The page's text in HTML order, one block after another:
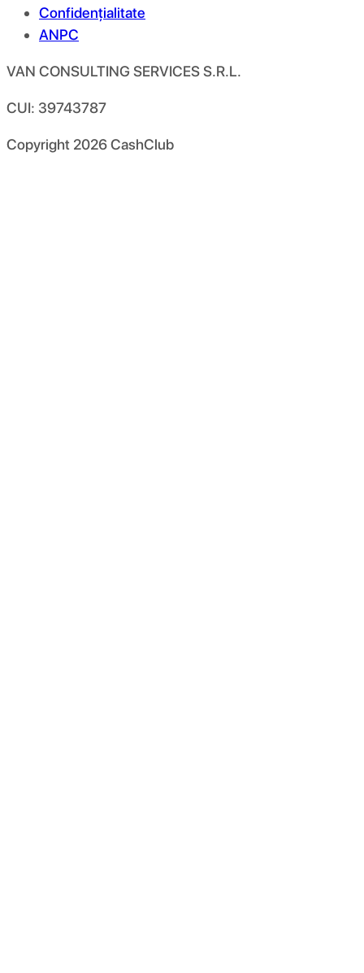
Confidențialitate
ANPC
VAN CONSULTING SERVICES S.R.L.
CUI: 39743787
Copyright 2026CashClub